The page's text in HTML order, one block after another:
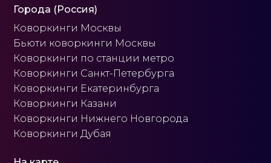
Города (Россия)
Коворкинги Москвы
Бьюти коворкинги Москвы
Коворкинги по станции метро
Коворкинги Санкт-Петербурга
Коворкинги Екатеринбурга
Коворкинги Казани
Коворкинги Нижнего Новгорода
Коворкинги Дубая